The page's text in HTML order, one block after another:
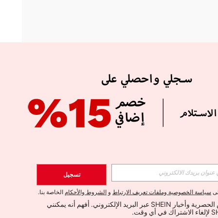
الإشتراك
اشتراك
تسجيل
سياسة الخصوصية وملفات تعريف الارتباط و الشروط والأحكام الخاصة بنا.
أود تلقي العروض الحصرية وأخبار SHEIN عبر البريد الإلكتروني. أفهم أنه يمكنني